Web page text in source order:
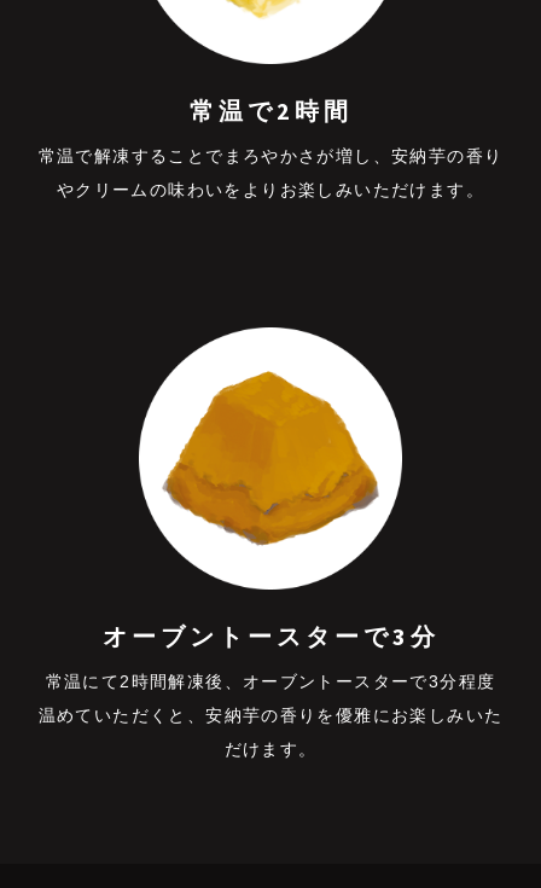
常温で2時間
常温で解凍することでまろやかさが増し、安納芋の⾹り
やクリームの味わいをよりお楽しみいただけます。
オーブントースターで3分
常温にて2時間解凍後、オーブントースターで3分程度
温めていただくと、安納芋の⾹りを優雅にお楽しみいた
だけます。